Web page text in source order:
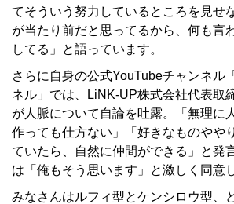
てそういう努力しているところを見せ
が当たり前だと思ってるから、何も言
してる」と語っています。
さらに自身の公式YouTubeチャンネル
ネル」では、LiNK-UP株式会社代表取
が人脈について自論を吐露。「無理に
作っても仕方ない」「好きなものやや
ていたら、自然に仲間ができる」と発
は「俺もそう思います」と激しく同意
みなさんはルフィ型とケンシロウ型、